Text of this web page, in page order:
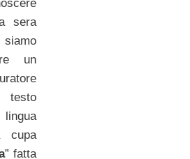
sera
un
cupa
” fatta